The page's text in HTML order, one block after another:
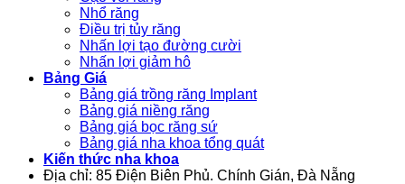
Nhổ răng
Điều trị tủy răng
Nhấn lợi tạo đường cười
Nhấn lợi giảm hô
Bảng Giá
Bảng giá trồng răng Implant
Bảng giá niềng răng
Bảng giá bọc răng sứ
Bảng giá nha khoa tổng quát
Kiến thức nha khoa
Địa chỉ: 85 Điện Biên Phủ. Chính Gián, Đà Nẵng